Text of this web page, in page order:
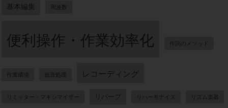
基本編集 周波数
便利操作・作業効率化 作詞のメソッド
作業環境 低音処理 レコーディング
リミッター・マキシマイザー リバーブ リハーモナイズ リズム楽器